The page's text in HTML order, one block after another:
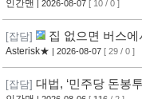
개월 동안 몰랐다
인간맨 | 2026-08-07 [ 10 / 0 ]
[잡담] 집 없으면 버스에
Asterisk★ | 2026-08-07 [ 29 / 0 ]
[잡담] 대법, ‘민주당 돈봉